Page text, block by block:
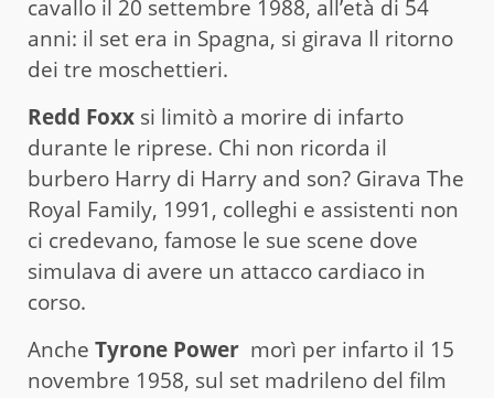
cavallo il 20 settembre 1988, all’età di 54
anni: il set era in Spagna, si girava Il ritorno
dei tre moschettieri.
Redd Foxx si limitò a morire di infarto
durante le riprese. Chi non ricorda il
burbero Harry di Harry and son? Girava The
Royal Family, 1991, colleghi e assistenti non
ci credevano, famose le sue scene dove
simulava di avere un attacco cardiaco in
corso.
Anche Tyrone Power morì per infarto il 15
novembre 1958, sul set madrileno del film